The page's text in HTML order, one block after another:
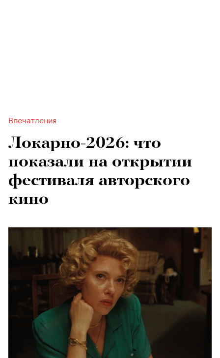
Впечатления
Локарно-2026: что
показали на открытии
фестиваля авторского
кино